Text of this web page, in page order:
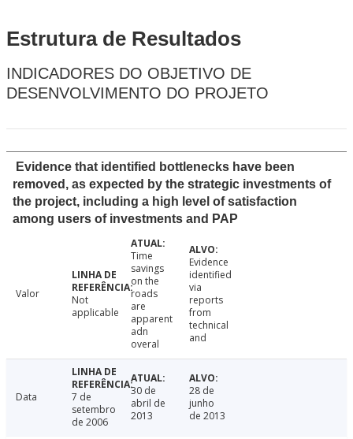
Estrutura de Resultados
INDICADORES DO OBJETIVO DE
DESENVOLVIMENTO DO PROJETO
Evidence that identified bottlenecks have been
removed, as expected by the strategic investments of
the project, including a high level of satisfaction
among users of investments and PAP
Valor
Not
applicable
Time
savings
on the
roads
are
apparent
adn
overal
Evidence
identified
via
reports
from
technical
and
Data
7 de
setembro
de 2006
30 de
abril de
2013
28 de
junho
de 2013